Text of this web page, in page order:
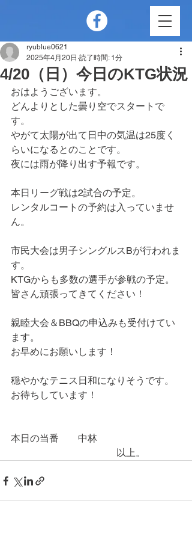
4/20（日）今日のKTG状況
ryublue0621
2025年4月20日 読了時間: 1分
おはようございます。
どんよりとした曇り空でスタートで
す。
やがて太陽が出て日中の気温は25度く
らいになるとのことです。
夜には雨が降り出す予報です。
本日リーグ戦は2試合の予定。
レンタルコートの予約は入っていませ
ん。
市民大会は男子シングルスBが行われま
す。
KTGからも多数の選手が参戦の予定。
皆さん頑張ってきてください！
親睦大会＆BBQの申込みも受付けてい
ます。
お早めにお願いします！
穏やかなテニス日和になりそうです。
お待ちしています！
本日の当番　　中林
以上。